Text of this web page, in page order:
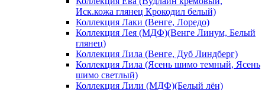
Иск.кожа глянец Крокодил белый)
Коллекция Лаки (Венге, Лоредо)
Коллекция Лея (МДФ)(Венге Линум, Белый
глянец)
Коллекция Лила (Венге, Дуб Линдберг)
Коллекция Лила (Ясень шимо темный, Ясень
шимо светлый)
Коллекция Лили (МДФ)(Белый лён)